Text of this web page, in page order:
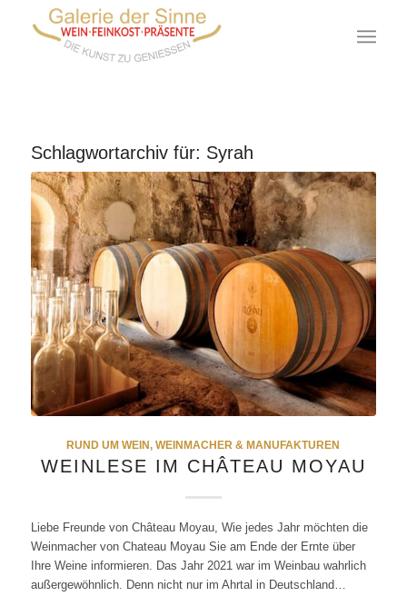
Schlagwortarchiv für: Syrah
RUND UM WEIN ,WEINMACHER & MANUFAKTUREN
WEINLESE IM CHÂTEAU MOYAU
Liebe Freunde von Château Moyau, Wie jedes Jahr möchten die
Weinmacher von Chateau Moyau Sie am Ende der Ernte über
Ihre Weine informieren. Das Jahr 2021 war im Weinbau wahrlich
außergewöhnlich. Denn nicht nur im Ahrtal in Deutschland…